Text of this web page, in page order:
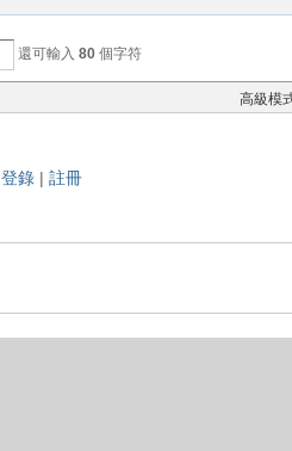
還可輸入 80 個字符
高級模
登錄 | 註冊